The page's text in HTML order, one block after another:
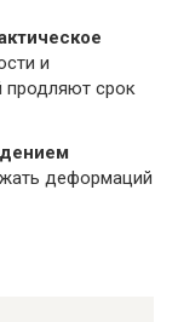
и
продляют срок
деформаций